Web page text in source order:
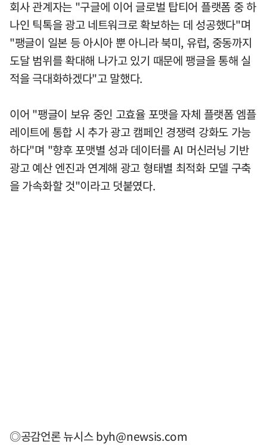
회사 관계자는 "구글에 이어 글로벌 탑티어 플랫폼 중 하
나인 틱톡을 광고 네트워크로 확보하는 데 성공했다"며
"팽글이 일본 등 아시아 뿐 아니라 북미, 유럽, 중동까지
도달 범위를 확대해 나가고 있기 때문에 팽글을 통해 실
적을 극대화하겠다"고 말했다.
이어 "팽글이 보유 중인 고효율 포맷을 자체 플랫폼 엠플
레이트에 통합 시 추가 광고 캠페인 경쟁력 강화도 가능
하다"며 "향후 포맷별 성과 데이터를 AI 머신러닝 기반
광고 예산 엔진과 연계해 광고 형태별 최적화 모델 구축
을 가속화할 것"이라고 덧붙였다.
◎공감언론 뉴시스byh@newsis.com